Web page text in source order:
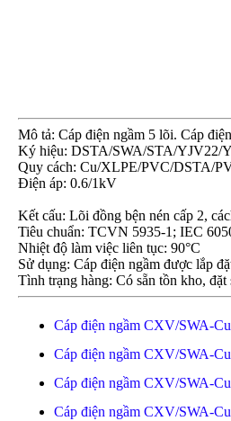
Mô tả: Cáp điện ngầm 5 lõi. Cáp
Ký hiệu: DSTA/SWA/STA/YJV22/
Quy cách: Cu/XLPE/PVC/DSTA/
Điện áp: 0.6/1kV
Kết cấu: Lõi đồng bện nén cấp 2,
Tiêu chuẩn: TCVN 5935-1; IEC
Nhiệt độ làm việc liên tục: 90°C
Sử dụng: Cáp điện ngầm được lắp
Tình trạng hàng: Có sẵn tồn kho,
Cáp điện ngầm CXV/SWA-
Cáp điện ngầm CXV/SWA-
Cáp điện ngầm CXV/SWA-
Cáp điện ngầm CXV/SWA-